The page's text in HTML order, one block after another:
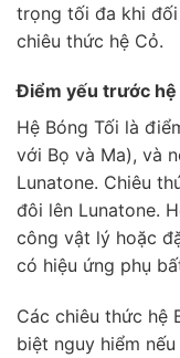
trọng tối đa khi
chiêu thức hệ Cỏ.
Điểm yếu trước hệ
Hệ Bóng Tối là
với Bọ và Ma), và
Lunatone. Chiêu
đôi lên Lunatone.
công vật lý hoặc
có hiệu ứng phụ
Các chiêu thức hệ
biệt nguy hiểm